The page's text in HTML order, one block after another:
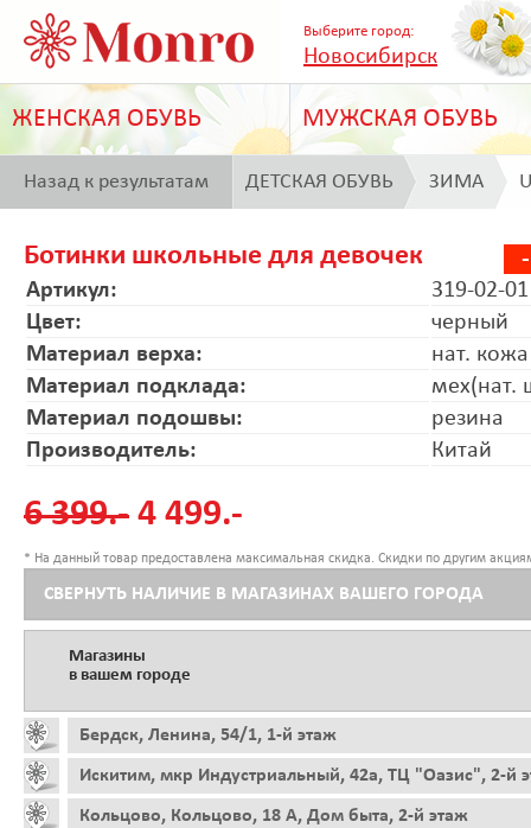
Выберите город:
Новосибирск
ЖЕНСКАЯ ОБУВЬ МУЖСКАЯ ОБУВЬ
Назад к результатам ДЕТСКАЯ ОБУВЬ ЗИМА
Ботинки школьные для девочек
Артикул:
319-02-01
Цвет:
черный
Материал верха:
нат. кожа
Материал подклада:
мех(нат.
Материал подошвы:
резина
Производитель:
Китай
6 399.- 4 499.-
* На данный товар предоставлена максимальная скидка. Скидки по другим
СВЕРНУТЬ НАЛИЧИЕ В МАГАЗИНАХ ВАШЕГО ГОРОДА
Магазины
в вашем городе
Бердск, Ленина, 54/1, 1-й этаж
Искитим, мкр Индустриальный, 42а, ТЦ "Оазис", 2-й
Кольцово, Кольцово, 18 А, Дом быта, 2-й этаж